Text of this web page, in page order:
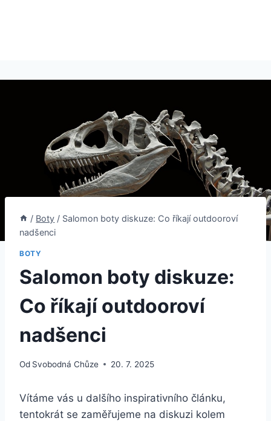
/ Boty / Salomon boty diskuze: Co říkají outdooroví
nadšenci
BOTY
Salomon boty diskuze:
Co říkají outdooroví
nadšenci
Od Svobodná Chůze 20. 7. 2025
Vítáme‍ vás u ⁣dalšího inspirativního‌ článku,⁢
tentokrát se zaměřujeme na diskuzi kolem